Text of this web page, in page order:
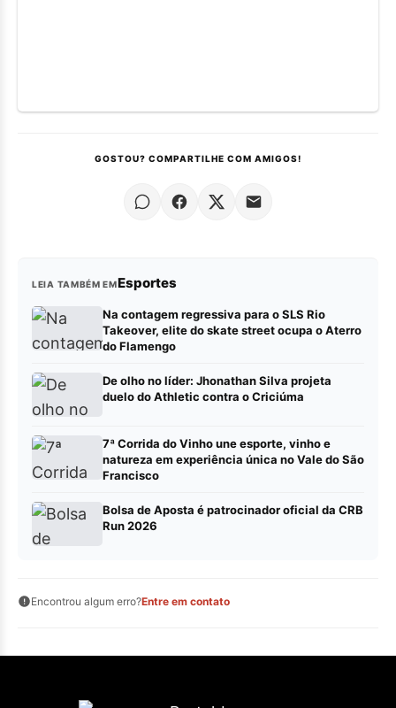
GOSTOU? COMPARTILHE COM AMIGOS!
LEIA TAMBÉM EMEsportes
Na contagem regressiva para o SLS Rio
Takeover, elite do skate street ocupa o Aterro
do Flamengo
De olho no líder: Jhonathan Silva projeta
duelo do Athletic contra o Criciúma
7ª Corrida do Vinho une esporte, vinho e
natureza em experiência única no Vale do São
Francisco
Bolsa de Aposta é patrocinador oficial da CRB
Run 2026
Encontrou algum erro?Entre em contato